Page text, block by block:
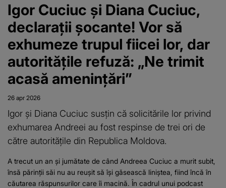
Igor Cuciuc și Diana Cuciuc,
declarații șocante! Vor să
exhumeze trupul fiicei lor, dar
autoritățile refuză: „Ne trimit
acasă amenințări”
26 apr 2026
Igor și Diana Cuciuc susțin că solicitările lor privind
exhumarea Andreei au fost respinse de trei ori de
către autoritățile din Republica Moldova.
A trecut un an și jumătate de când Andreea Cuciuc a murit subit,
însă părinții săi nu au reușit să își găsească liniștea, fiind încă în
căutarea răspunsurilor care îi macină. În cadrul unui podcast